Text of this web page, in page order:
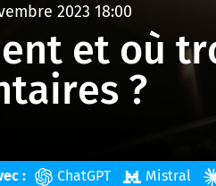
2023 18:00
et où
?
: ChatGPT Mistral